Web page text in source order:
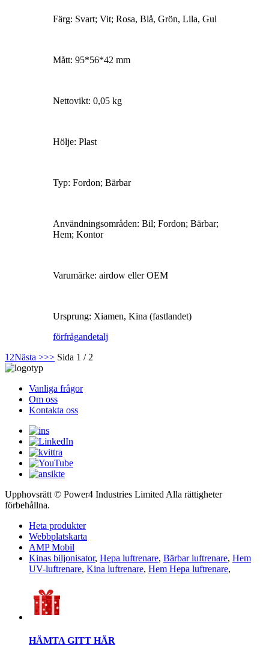
Färg: Svart; Vit; Rosa, Blå, Grön, Lila, Gul
Mått: 95*56*42 mm
Nettovikt: 0,05 kg
Hölje: Plast
Typ: Fordon; Bärbar
Användningsområden: Bil; Fordon; Bärbar;
Hem; Kontor
Varumärke: airdow eller OEM
Ursprung: Xiamen, Kina (fastlandet)
förfrågandetalj
1 2Nästa >>> Sida 1 / 2
Vanliga frågor
Om oss
Kontakta oss
Upphovsrätt © Power4 Industries Limited Alla rättigheter
förbehållna.
Heta produkter
Webbplatskarta
AMP Mobil
Kinas biljonisator, Hepa luftrenare, Bärbar luftrenare, Hem
UV-luftrenare, Kina luftrenare, Hem Hepa luftrenare,
HÄMTA GITT HÄR